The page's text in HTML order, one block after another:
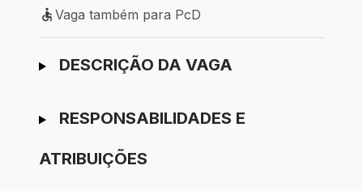
Vaga também para PcD
Vaga também para PcD
Ir para candidatura
DESCRIÇÃO DA VAGA
RESPONSABILIDADES E
ATRIBUIÇÕES